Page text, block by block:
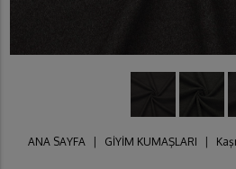
ANA SAYFA GİYİM KUMAŞLARI